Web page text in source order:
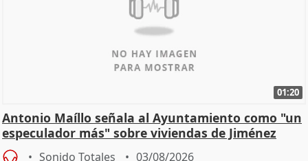
01:20
Antonio Maíllo señala al Ayuntamiento como "un
especulador más" sobre viviendas de Jiménez
Becerril
Sonido Totales 03/08/2026